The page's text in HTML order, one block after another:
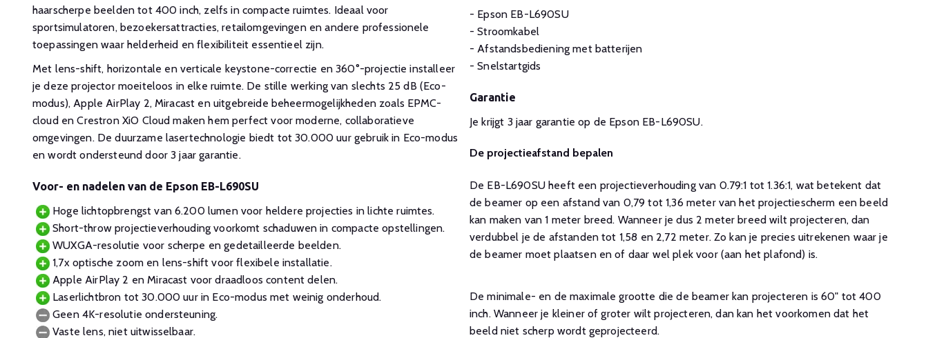
haarscherpe beelden tot 400 inch, zelfs in compacte ruimtes. Ideaal voor
sportsimulatoren, bezoekersattracties, retailomgevingen en andere professionele
toepassingen waar helderheid en flexibiliteit essentieel zijn.
Met lens-shift, horizontale en verticale keystone-correctie en 360°-projectie installeer
je deze projector moeiteloos in elke ruimte. De stille werking van slechts 25 dB (Eco-
modus), Apple AirPlay 2, Miracast en uitgebreide beheermogelijkheden zoals EPMC-
cloud en Crestron XiO Cloud maken hem perfect voor moderne, collaboratieve
omgevingen. De duurzame lasertechnologie biedt tot 30.000 uur gebruik in Eco-modus
en wordt ondersteund door 3 jaar garantie.
Voor- en nadelen van de Epson EB-L690SU
Hoge lichtopbrengst van 6.200 lumen voor heldere projecties in lichte ruimtes.
Short-throw projectieverhouding voorkomt schaduwen in compacte opstellingen.
WUXGA-resolutie voor scherpe en gedetailleerde beelden.
1,7x optische zoom en lens-shift voor flexibele installatie.
Apple AirPlay 2 en Miracast voor draadloos content delen.
Laserlichtbron tot 30.000 uur in Eco-modus met weinig onderhoud.
Geen 4K-resolutie ondersteuning.
Vaste lens, niet uitwisselbaar.
- Epson EB-L690SU
- Stroomkabel
- Afstandsbediening met batterijen
- Snelstartgids
Garantie
Je krijgt 3 jaar garantie op de Epson EB-L690SU.
De projectieafstand bepalen
De EB-L690SU heeft een projectieverhouding van 0.79:1 tot 1.36:1, wat betekent dat
de beamer op een afstand van 0,79 tot 1,36 meter van het projectiescherm een beeld
kan maken van 1 meter breed. Wanneer je dus 2 meter breed wilt projecteren, dan
verdubbel je de afstanden tot 1,58 en 2,72 meter. Zo kan je precies uitrekenen waar je
de beamer moet plaatsen en of daar wel plek voor (aan het plafond) is.
De minimale- en de maximale grootte die de beamer kan projecteren is 60" tot 400
inch. Wanneer je kleiner of groter wilt projecteren, dan kan het voorkomen dat het
beeld niet scherp wordt geprojecteerd.